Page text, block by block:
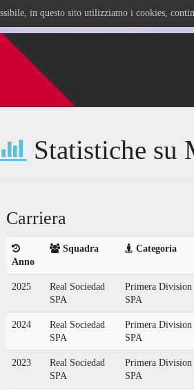
in questo sito utilizziamo i cookies,
Statistiche su
Carriera
Anno
Squadra
Categoria
2025
Real Sociedad
SPA
Primera
SPA
2024
Real Sociedad
SPA
Primera
SPA
2023
Real Sociedad
SPA
Primera
SPA